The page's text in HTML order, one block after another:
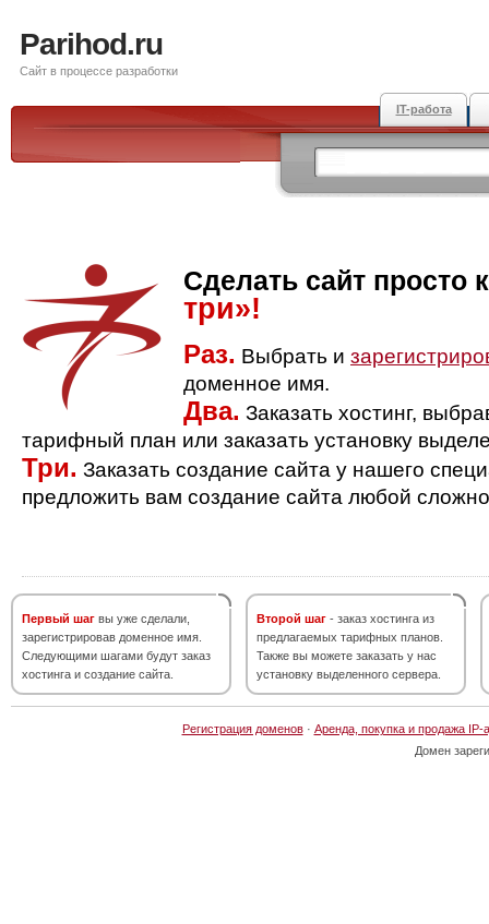
Parihod.ru
Сайт в процессе разработки
IT-работа
Сделать сайт просто
три»!
Раз. Выбрать и
доменное имя.
Два. Заказать хостинг,
тарифный план или заказать установку
Три. Заказать создание сайта у нашего
предложить вам создание сайта любой
Первый шаг вы уже сделали,
зарегистрировав доменное имя.
Следующими шагами будут заказ
хостинга и создание сайта.
Второй шаг - заказ хостинга из
предлагаемых тарифных планов.
Также вы можете заказать у нас
установку выделенного сервера.
Регистрация доменов· Аренда, покупка и продажа IP-
Домен